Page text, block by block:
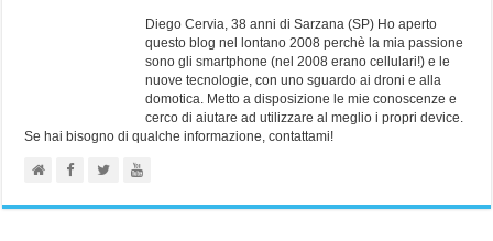
Diego Cervia, 38 anni di Sarzana (SP) Ho aperto
questo blog nel lontano 2008 perchè la mia passione
sono gli smartphone (nel 2008 erano cellulari!) e le
nuove tecnologie, con uno sguardo ai droni e alla
domotica. Metto a disposizione le mie conoscenze e
cerco di aiutare ad utilizzare al meglio i propri device.
Se hai bisogno di qualche informazione, contattami!